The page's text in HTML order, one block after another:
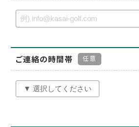
ご連絡の時間帯 任意